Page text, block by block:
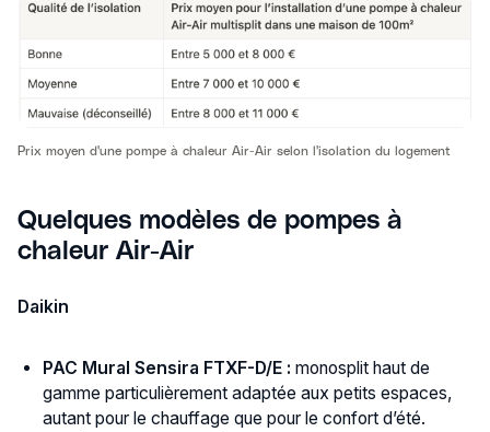
Prix moyen d'une pompe à chaleur Air-Air selon l'isolation du logement
Quelques modèles de pompes à
chaleur Air-Air
Daikin
PAC Mural Sensira FTXF-D/E : monosplit haut de
gamme particulièrement adaptée aux petits espaces,
autant pour le chauffage que pour le confort d’été.